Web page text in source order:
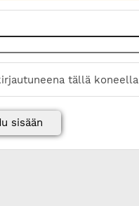
tällä koneella